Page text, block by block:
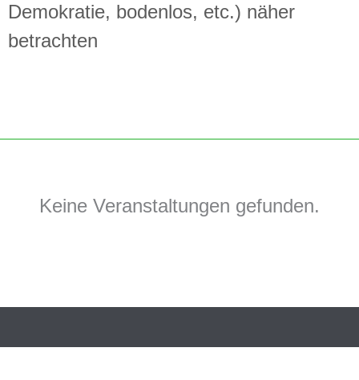
Demokratie, bodenlos, etc.) näher
betrachten
Keine Veranstaltungen gefunden.